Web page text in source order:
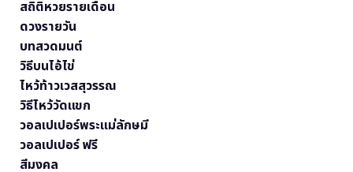
สถิติหวยรายเดือน
ดวงรายวัน
บทสวดมนต์
วิธีบนไอ้ไข่
ไหว้ท้าวเวสสุวรรณ
วิธีไหว้วัดแขก
วอลเปเปอร์พระแม่ลักษมี
วอลเปเปอร์ ฟรี
สีมงคล